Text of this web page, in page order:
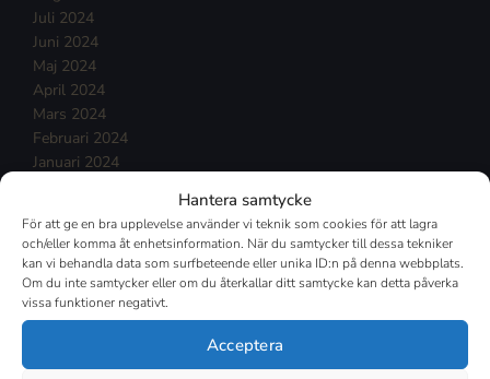
Hantera samtycke
För att ge en bra upplevelse använder vi teknik som cookies för att lagra
och/eller komma åt enhetsinformation. När du samtycker till dessa tekniker
kan vi behandla data som surfbeteende eller unika ID:n på denna webbplats.
Om du inte samtycker eller om du återkallar ditt samtycke kan detta påverka
vissa funktioner negativt.
Acceptera
Juli 2024
Juni 2024
Maj 2024
April 2024
Mars 2024
Februari 2024
Januari 2024
Oktober 2023
September 2023
Augusti 2023
Juli 2023